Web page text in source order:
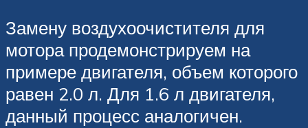
Замену воздухоочистителя для
мотора продемонстрируем на
примере двигателя, объем которого
равен 2.0 л. Для 1.6 л двигателя,
данный процесс аналогичен.